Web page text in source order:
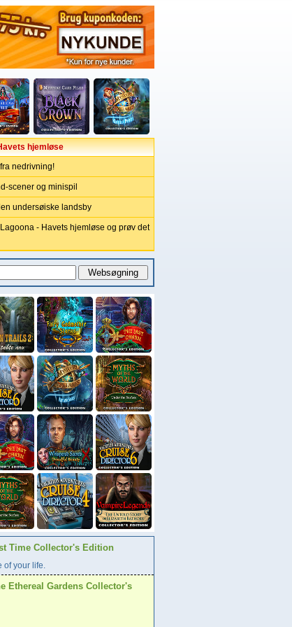
hjemløse
nedrivning!
scener og minispil
undersøiske landsby
- Havets hjemløse og prøv det
Time Collector's Edition
of your life.
Ethereal Gardens Collector's